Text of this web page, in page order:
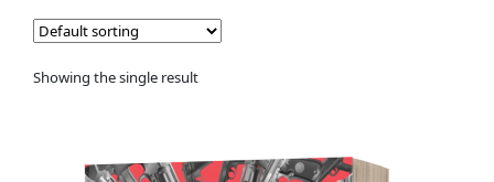
Showing the single result